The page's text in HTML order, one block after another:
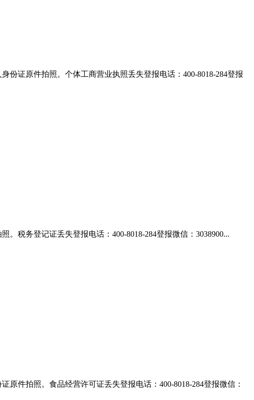
证原件拍照。个体工商营业执照丢失登报电话：400-8018-284登报
税务登记证丢失登报电话：400-8018-284登报微信：3038900...
件拍照。食品经营许可证丢失登报电话：400-8018-284登报微信：